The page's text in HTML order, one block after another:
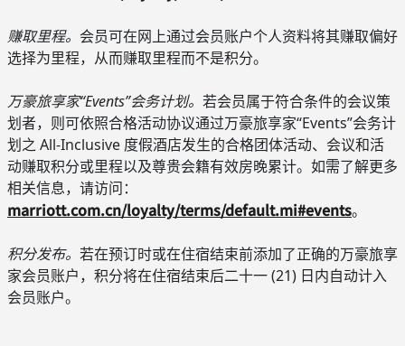
赚取里程。 会员可在网上通过会员账户个人资料将其赚取偏好
选择为里程，从而赚取里程而不是积分。
万豪旅享家“Events”会务计划。 若会员属于符合条件的会议策
划者，则可依照合格活动协议通过万豪旅享家“Events”会务计
划之 All-Inclusive 度假酒店发生的合格团体活动、会议和活
动赚取积分或里程以及尊贵会籍有效房晚累计。如需了解更多
相关信息，请访问：
marriott.com.cn/loyalty/terms/default.mi#events。
积分发布。 若在预订时或在住宿结束前添加了正确的万豪旅享
家会员账户，积分将在住宿结束后二十一 (21) 日内自动计入
会员账户。